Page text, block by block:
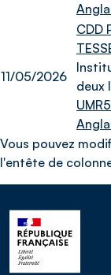
11/05/2026
CDD
deux
Vous pouvez
l'entête de